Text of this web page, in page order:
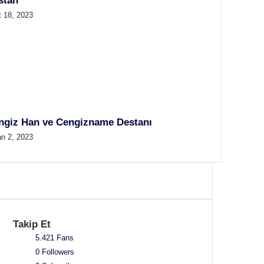
18, 2023
Han ve Cengizname Destanı
2, 2023
Takip Et
5.421 Fans
0 Followers